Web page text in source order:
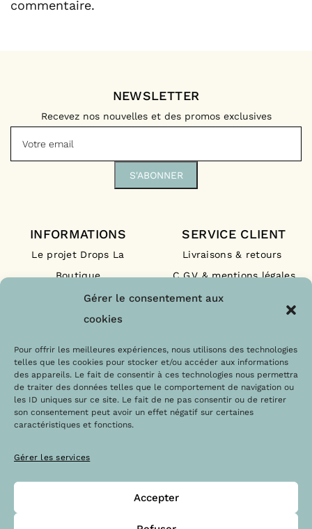
Gérer le consentement aux
cookies
Pour offrir les meilleures expériences, nous utilisons des technologies
telles que les cookies pour stocker et/ou accéder aux informations
des appareils. Le fait de consentir à ces technologies nous permettra
de traiter des données telles que le comportement de navigation ou
les ID uniques sur ce site. Le fait de ne pas consentir ou de retirer
son consentement peut avoir un effet négatif sur certaines
caractéristiques et fonctions.
Gérer les services
Accepter
commentaire.
INFORMATIONS
Le projet Drops La
Boutique
Nos engagements
Les labels
SERVICE CLIENT
Livraisons & retours
C.G.V & mentions légales
F.A.Q
NEWSLETTER
Recevez nos nouvelles et des promos exclusives